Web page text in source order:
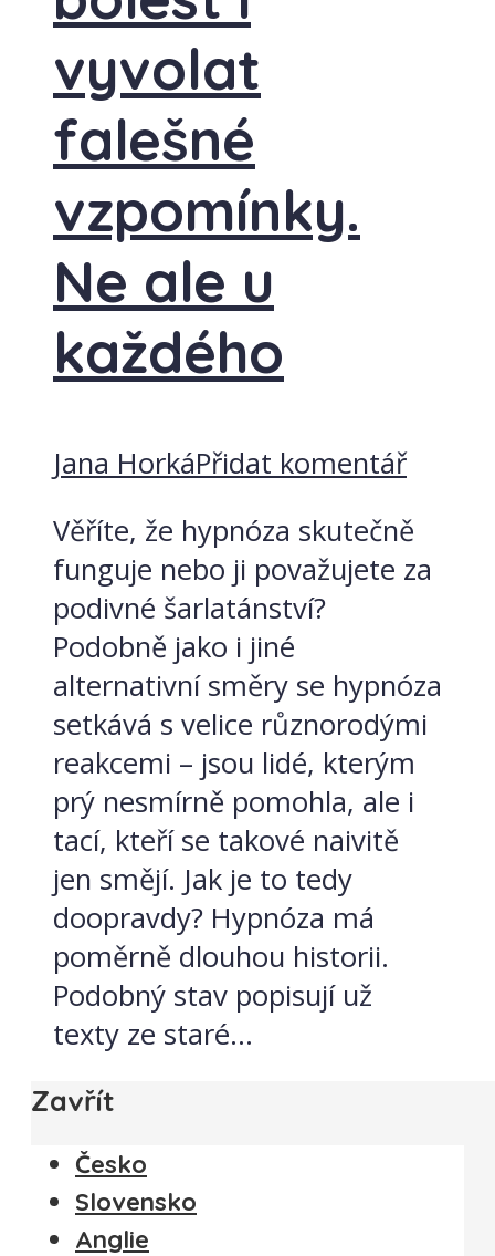
vyvolat
falešné
vzpomínky.
Ne ale u
každého
Jana HorkáPřidat komentář
Věříte, že hypnóza skutečně
funguje nebo ji považujete za
podivné šarlatánství?
Podobně jako i jiné
alternativní směry se hypnóza
setkává s velice různorodými
reakcemi – jsou lidé, kterým
prý nesmírně pomohla, ale i
tací, kteří se takové naivitě
jen smějí. Jak je to tedy
doopravdy? Hypnóza má
poměrně dlouhou historii.
Podobný stav popisují už
texty ze staré...
Zavřít
Česko
Slovensko
Anglie